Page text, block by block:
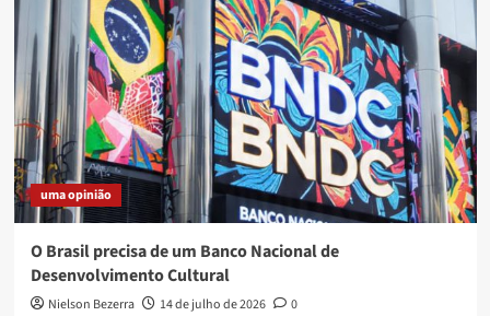
tem
sua
primeira
exibição
em
São
Paulo
uma opinião
O Brasil precisa de um Banco Nacional de
Desenvolvimento Cultural
Nielson Bezerra 14 de julho de 2026
0